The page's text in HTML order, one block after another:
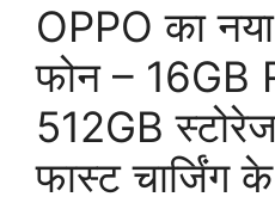
OPPO का
फोन – 16GB
512GB
फास्ट चार्जिंग